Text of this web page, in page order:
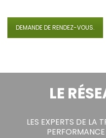
DEMANDE DE RENDEZ-VOUS.
LE
LES EXPERTS DE LA